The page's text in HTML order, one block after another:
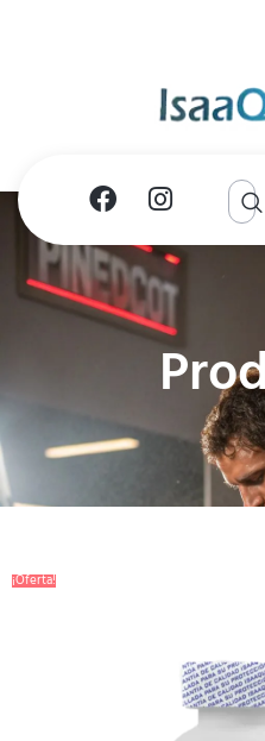
¡Oferta!